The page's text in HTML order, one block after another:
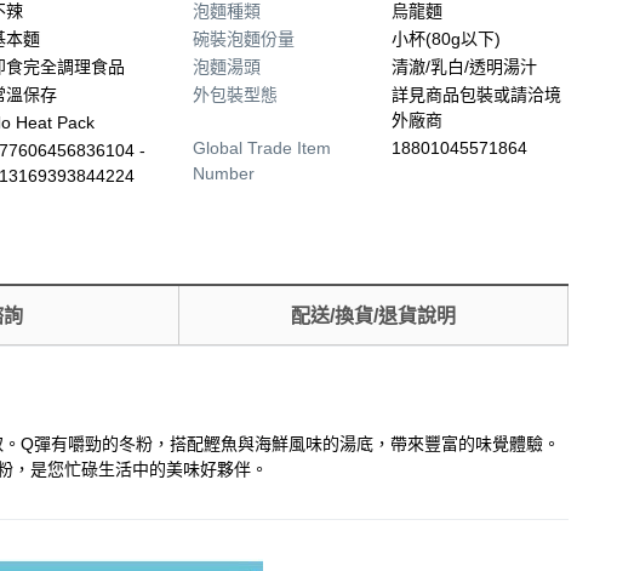
辣
本麵
食完全調理食品
溫保存
Heat Pack
-
泡麵種類
烏龍麵
碗裝泡麵份量
小杯(80g以下)
泡麵湯頭
清澈/乳白/透明湯汁
外包裝型態
詳見商品包裝或請洽境
外廠商
Global Trade Item
Number
18801045571864
詢 配送/換貨/退貨說明
Q彈有嚼勁的冬粉，搭配鰹魚與海鮮風味的湯底，帶來豐富的味覺體驗。
是您忙碌生活中的美味好夥伴。